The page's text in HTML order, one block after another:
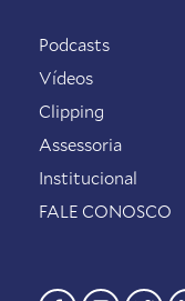
Podcasts
Vídeos
Clipping
Assessoria
Institucional
FALE CONOSCO